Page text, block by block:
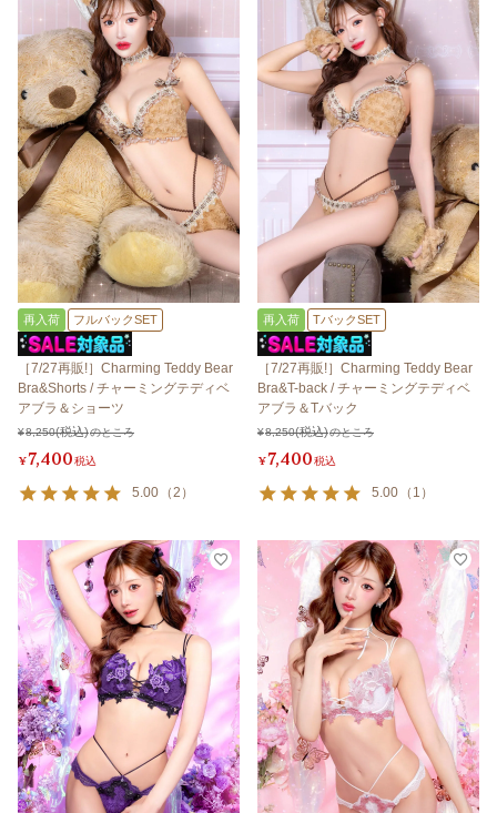
再入荷 フルバックSET
［7/27再販!］Charming Teddy Bear
Bra&Shorts / チャーミングテディベ
アブラ＆ショーツ
¥8,250 のところ
¥7,400税込
5.00 （2 ）
再入荷 TバックSET
［7/27再販!］Charming Teddy Bear
Bra&T-back / チャーミングテディベ
アブラ＆Tバック
¥8,250 のところ
¥7,400税込
5.00 （ 1 ）